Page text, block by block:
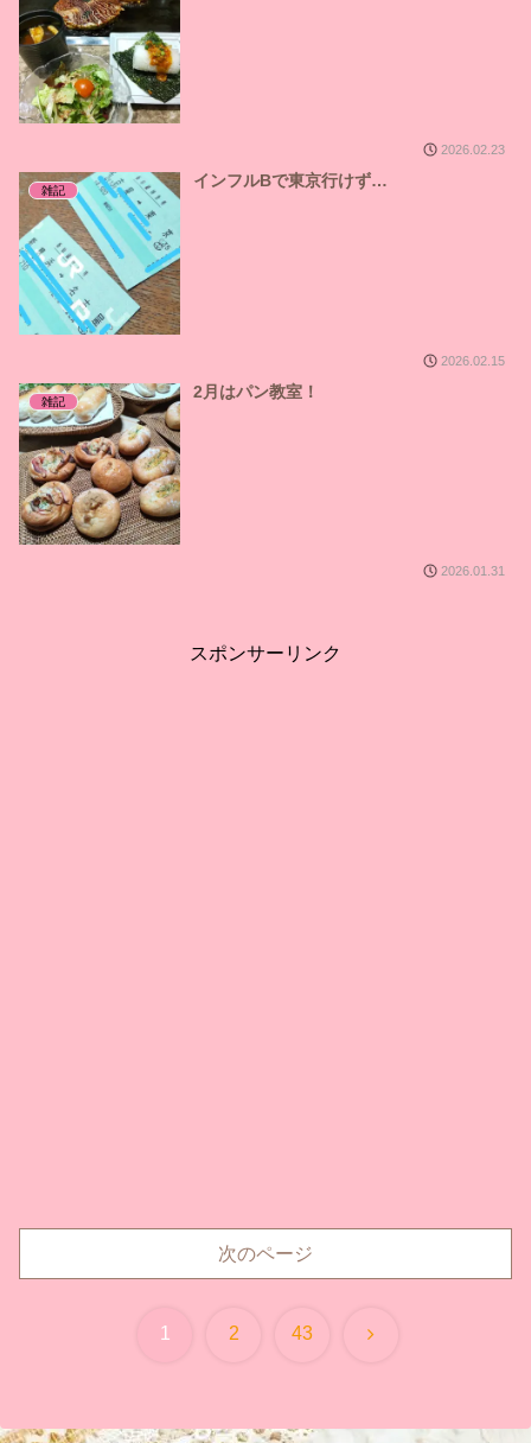
2026.02.23
雑記
インフルBで東京行けず…
2026.02.15
雑記
2月はパン教室！
2026.01.31
スポンサーリンク
次のページ
1 2 43 次